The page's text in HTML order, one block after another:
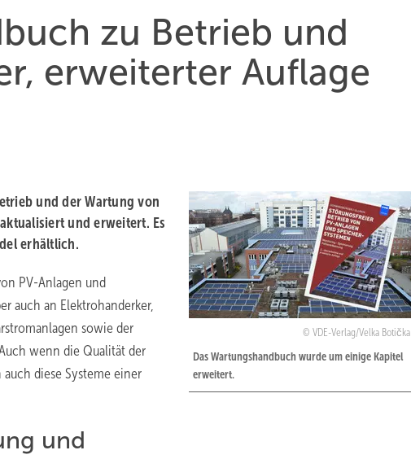
zu Betrieb und
erweiterter Auflage
VDE-Verlag/Velka Botička
Das Wartungshandbuch wurde um einige Kapitel
erweitert.
und der Wartung von
und erweitert. Es
erhältlich.
PV-Anlagen und
auch an Elektrohanderker,
sowie der
wenn die Qualität der
diese Systeme einer
und